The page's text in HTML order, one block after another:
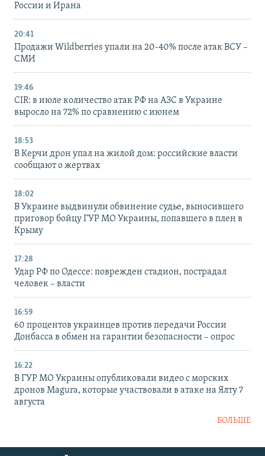
России и Ирана
20:41
Продажи Wildberries упали на 20-40% после атак ВСУ –
СМИ
19:46
CIR: в июле количество атак РФ на АЗС в Украине
выросло на 72% по сравнению с июнем
18:53
В Керчи дрон упал на жилой дом: российские власти
сообщают о жертвах
18:02
В Украине выдвинули обвинение судье, выносившего
приговор бойцу ГУР МО Украины, попавшего в плен в
Крыму
17:28
Удар РФ по Одессе: поврежден стадион, пострадал
человек – власти
16:59
60 процентов украинцев против передачи России
Донбасса в обмен на гарантии безопасности – опрос
16:22
В ГУР МО Украины опубликовали видео с морских
дронов Magura, которые участвовали в атаке на Ялту 7
августа
БОЛЬШЕ